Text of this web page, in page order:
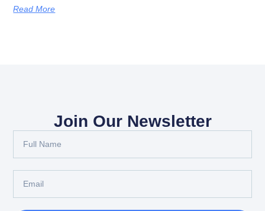
Read More
Join Our Newsletter